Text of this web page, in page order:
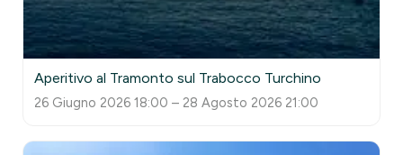
Aperitivo al Tramonto sul Trabocco Turchino
26 Giugno 2026 18:00 – 28 Agosto 2026 21:00